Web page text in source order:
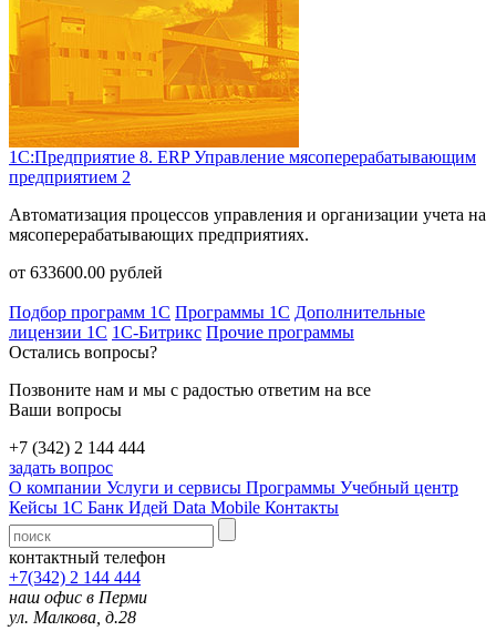
1С:Предприятие 8. ERP Управление мясоперерабатывающим
предприятием 2
Автоматизация процессов управления и организации учета на
мясоперерабатывающих предприятиях.
от 633600.00 рублей
Подбор программ 1С Программы 1С Дополнительные
лицензии 1С 1С-Битрикс Прочие программы
Остались вопросы?
Позвоните нам и мы с радостью ответим на все
Ваши вопросы
+7 (342) 2 144 444
задать вопрос
О компании Услуги и сервисы Программы Учебный центр
Кейсы 1С Банк Идей Data Mobile Контакты
контактный телефон
+7(342) 2 144 444
наш офис в Перми
ул. Малкова, д.28